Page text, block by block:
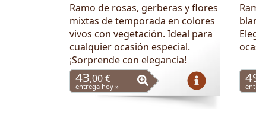
Ramo de rosas, gerberas y flores
mixtas de temporada en colores
vivos con vegetación. Ideal para
cualquier ocasión especial.
¡Sorprende con elegancia!
43,00 €
entrega hoy »